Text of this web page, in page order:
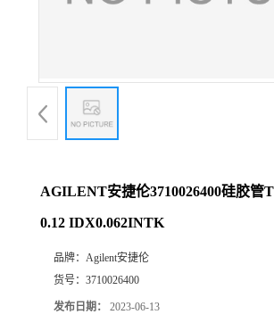
AGILENT安捷伦3710026400硅胶管
0.12 IDX0.062INTK
品牌： Agilent安捷伦
货号： 3710026400
发布日期： 2023-06-13